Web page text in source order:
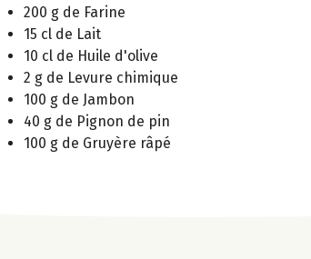
200 g de Farine
15 cl de Lait
10 cl de Huile d'olive
2 g de Levure chimique
100 g de Jambon
40 g de Pignon de pin
100 g de Gruyère râpé